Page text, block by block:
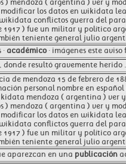
) mendoza ( argentina ) ver y
los datos en wikidata
conflictos guerra del
1917 ) fue un militar y político
teniente general julio
académico· imágenes este
donde resultó gravemente herido .
de mendoza 15 de febrero de
personal nombre en
mendoza ( argentina )
) mendoza ( argentina ) ver y
los datos en wikidata
conflictos guerra del
1917 ) fue un militar y político
teniente general julio
aparezcan en una publicación